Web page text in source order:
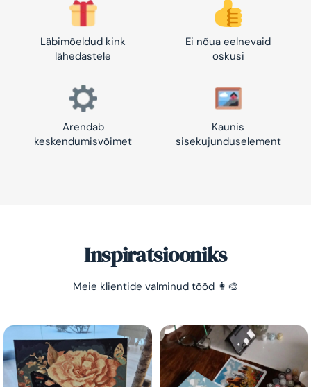
Läbimõeldud kink
lähedastele
Ei nõua eelnevaid
oskusi
Arendab
keskendumisvõimet
Kaunis
sisekujunduselement
Inspiratsiooniks
Meie klientide valminud tööd 👩‍🎨